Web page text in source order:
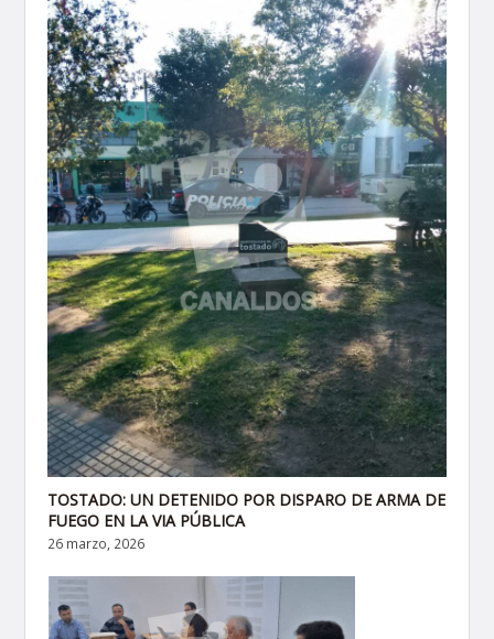
TOSTADO: UN DETENIDO POR DISPARO DE ARMA DE
FUEGO EN LA VIA PÚBLICA
26 marzo, 2026